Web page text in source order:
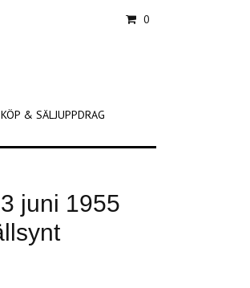
0
KÖP & SÄLJUPPDRAG
juni 1955